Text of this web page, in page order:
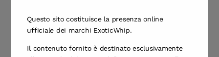
Questo sito costituisce la presenza online
ufficiale dei marchi ExoticWhip.
Il contenuto fornito è destinato esclusivamente